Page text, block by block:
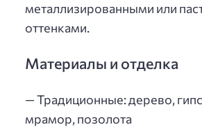
металлизированными или
оттенками.
Материалы и отделка
— Традиционные: дерево,
мрамор, позолота